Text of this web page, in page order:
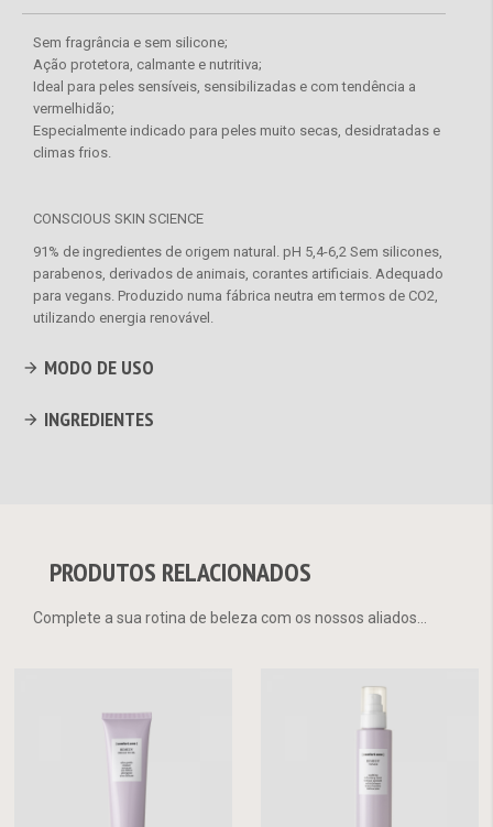
Sem fragrância e sem silicone;
Ação protetora, calmante e nutritiva;
Ideal para peles sensíveis, sensibilizadas e com tendência a
vermelhidão;
Especialmente indicado para peles muito secas, desidratadas e
climas frios.
CONSCIOUS SKIN SCIENCE
91% de ingredientes de origem natural. pH 5,4-6,2 Sem silicones,
parabenos, derivados de animais, corantes artificiais. Adequado
para vegans. Produzido numa fábrica neutra em termos de CO2,
utilizando energia renovável.
MODO DE USO
INGREDIENTES
PRODUTOS RELACIONADOS
Complete a sua rotina de beleza com os nossos aliados...